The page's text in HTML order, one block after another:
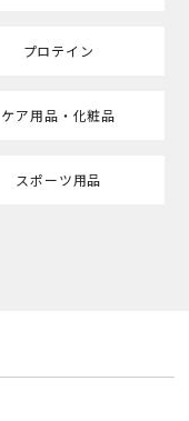
プロテイン
ケア用品・化粧品
スポーツ用品